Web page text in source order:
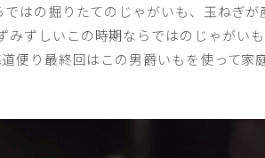
はの掘りたてのじゃがいも、玉ねぎ
ずしいこの時期ならではのじゃがい
便り最終回はこの男爵いもを使って家